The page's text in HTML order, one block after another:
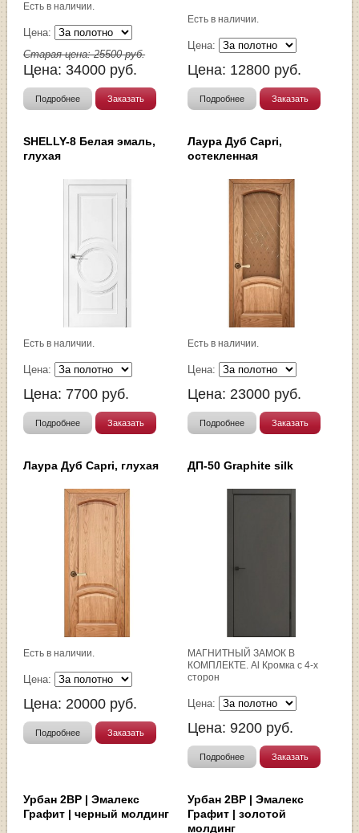
Есть в наличии.
Цена:
Старая цена:25500руб.
Цена: 34000 руб.
Подробнее Заказать
Есть в наличии.
Цена:
Цена: 12800 руб.
Подробнее Заказать
SHELLY-8 Белая эмаль,
глухая
Есть в наличии.
Цена:
Цена: 7700 руб.
Подробнее Заказать
Лаура Дуб Capri,
остекленная
Есть в наличии.
Цена:
Цена: 23000 руб.
Подробнее Заказать
Лаура Дуб Capri, глухая
Есть в наличии.
Цена:
Цена: 20000 руб.
Подробнее Заказать
ДП-50 Graphite silk
МАГНИТНЫЙ ЗАМОК В
КОМПЛЕКТЕ. Al Кромка с 4-х
сторон
Цена:
Цена: 9200 руб.
Подробнее Заказать
Урбан 2ВР | Эмалекс
Графит | черный молдинг
Урбан 2ВР | Эмалекс
Графит | золотой
молдинг